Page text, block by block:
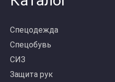
Спецодежда
Спецобувь
СИЗ
Защита рук